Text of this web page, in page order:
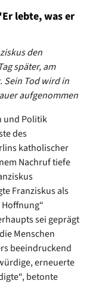
lebte, was er
den
später, am
Sein Tod wird in
aufgenommen
und Politik
des
katholischer
Nachruf tiefe
Franziskus als
sei geprägt
Menschen
beeindruckend
erneuerte
betonte